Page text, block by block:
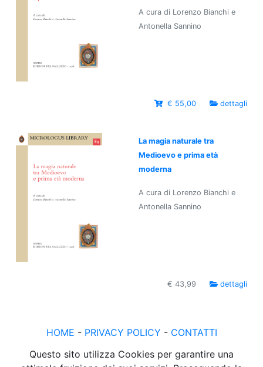
A cura di Lorenzo Bianchi e
Antonella Sannino
€ 55,00 dettagli
La magia naturale tra
Medioevo e prima età
moderna
A cura di Lorenzo Bianchi e
Antonella Sannino
€ 43,99 dettagli
HOME - PRIVACY POLICY - CONTATTI
Questo sito utilizza Cookies per garantire una